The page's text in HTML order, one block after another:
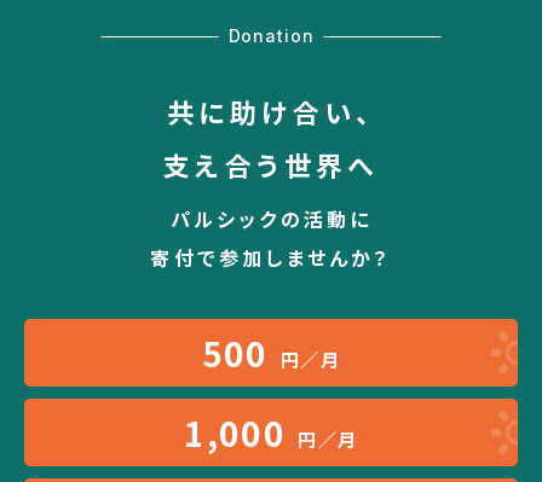
Donation
共に助け合い、
支え合う世界へ
パルシックの活動に
寄付で参加しませんか？
500 円／月
1,000 円／月